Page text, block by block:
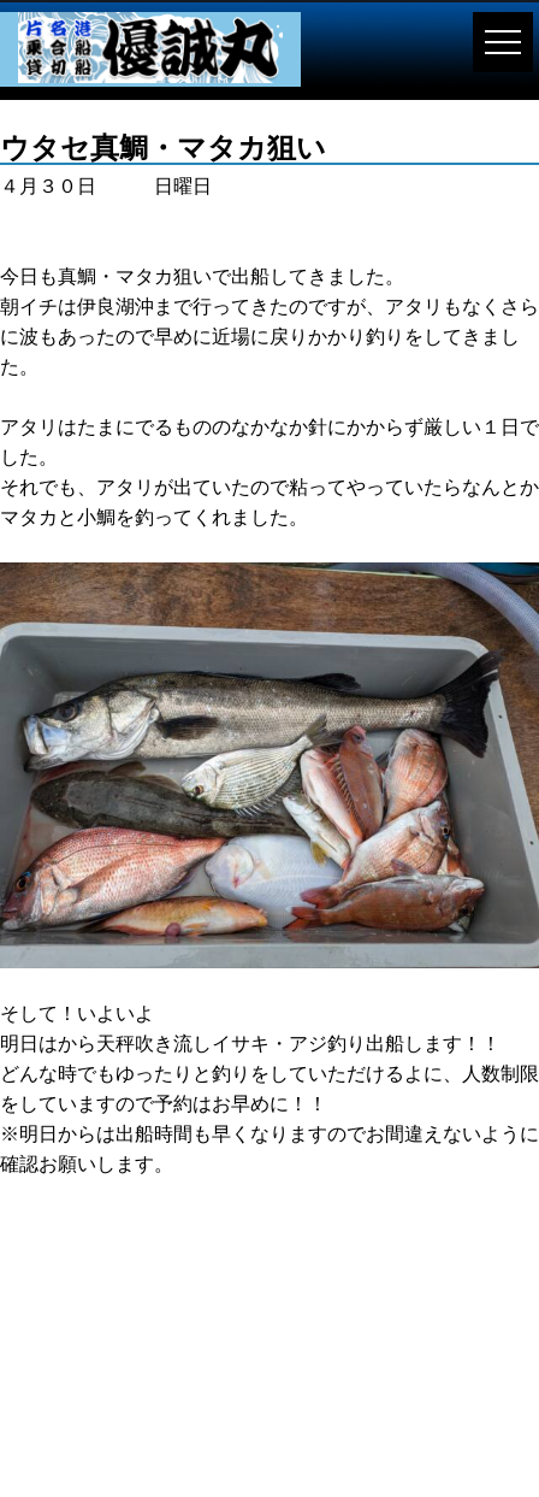
ウタセ真鯛・マタカ狙い
４月３０日 日曜日
今日も真鯛・マタカ狙いで出船してきました。
朝イチは伊良湖沖まで行ってきたのですが、アタリもなくさら
に波もあったので早めに近場に戻りかかり釣りをしてきまし
た。
アタリはたまにでるもののなかなか針にかからず厳しい１日で
した。
それでも、アタリが出ていたので粘ってやっていたらなんとか
マタカと小鯛を釣ってくれました。
そして！いよいよ
明日はから天秤吹き流しイサキ・アジ釣り出船します！！
どんな時でもゆったりと釣りをしていただけるよに、人数制限
をしていますので予約はお早めに！！
※明日からは出船時間も早くなりますのでお間違えないように
確認お願いします。